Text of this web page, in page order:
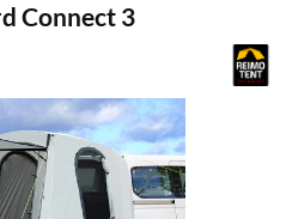
Connect 3